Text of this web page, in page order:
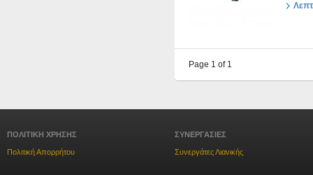
Page 1 of 1
ΠΟΛΙΤΙΚΗ ΧΡΗΣΗΣ
Πολιτική Απορρήτου
ΣΥΝΕΡΓΑΣΙΕΣ
Συνεργάτες Λιανικής